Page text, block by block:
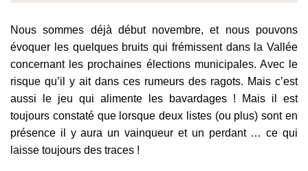
Nous sommes déjà début novembre, et nous pouvons
évoquer les quelques bruits qui frémissent dans la Vallée
concernant les prochaines élections municipales. Avec le
risque qu’il y ait dans ces rumeurs des ragots. Mais c’est
aussi le jeu qui alimente les bavardages ! Mais il est
toujours constaté que lorsque deux listes (ou plus) sont en
présence il y aura un vainqueur et un perdant … ce qui
laisse toujours des traces !